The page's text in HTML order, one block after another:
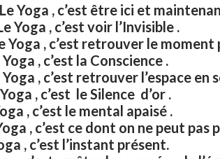
, c’est être ici et
, c’est voir
c’est retrouver le moment
, c’est la
c’est retrouver l’espace en
, c’est le Silence
, c’est le mental
c’est ce dont on ne peut pas
, c’est l’instant